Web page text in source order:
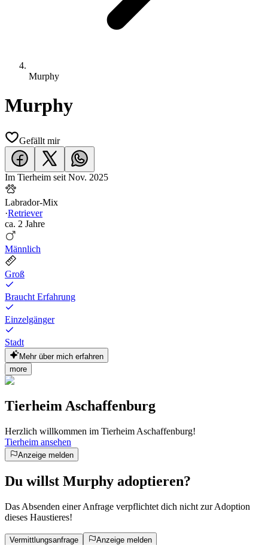
Murphy
Murphy
Gefällt mir
Im Tierheim seit Nov. 2025
Labrador-Mix
·Retriever
ca. 2 Jahre
Männlich
Groß
Braucht Erfahrung
Einzelgänger
Stadt
Mehr über mich erfahren
more
Tierheim Aschaffenburg
Herzlich willkommen im Tierheim Aschaffenburg!
Tierheim ansehen
Anzeige melden
Du willst Murphy adoptieren?
Das Absenden einer Anfrage verpflichtet dich nicht zur Adoption
dieses Haustieres!
Vermittlungsanfrage Anzeige melden